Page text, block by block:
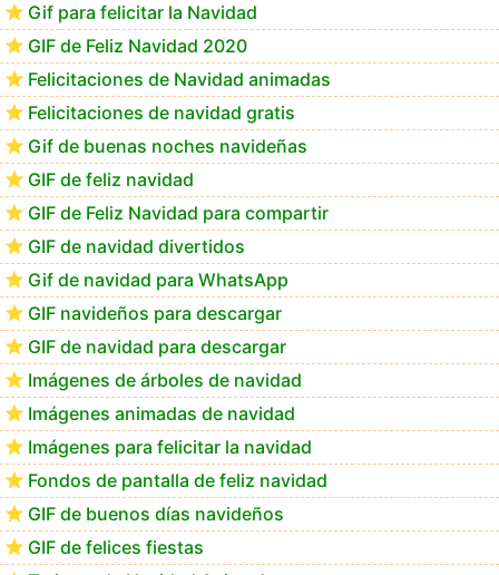
Feliz Navidad Calimera
Gif para felicitar la Navidad
GIF de Feliz Navidad 2020
Felicitaciones de Navidad animadas
Felicitaciones de navidad gratis
Gif de buenas noches navideñas
GIF de feliz navidad
GIF de Feliz Navidad para compartir
GIF de navidad divertidos
Gif de navidad para WhatsApp
GIF navideños para descargar
GIF de navidad para descargar
Imágenes de árboles de navidad
Imágenes animadas de navidad
Imágenes para felicitar la navidad
Fondos de pantalla de feliz navidad
GIF de buenos días navideños
GIF de felices fiestas